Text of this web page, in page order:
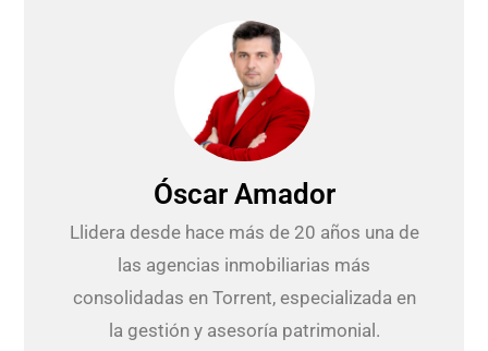
Óscar Amador
Llidera desde hace más de 20 años una de
las agencias inmobiliarias más
consolidadas en Torrent, especializada en
la gestión y asesoría patrimonial.